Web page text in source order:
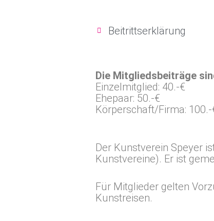
Beitrittserklärung
Die Mitgliedsbeiträge
Einzelmitglied: 40.-€
Ehepaar: 50.-€
Körperschaft/Firma: 100.-
Der Kunstverein Speyer
Kunstvereine). Er ist
Für Mitglieder gelten
Kunstreisen.